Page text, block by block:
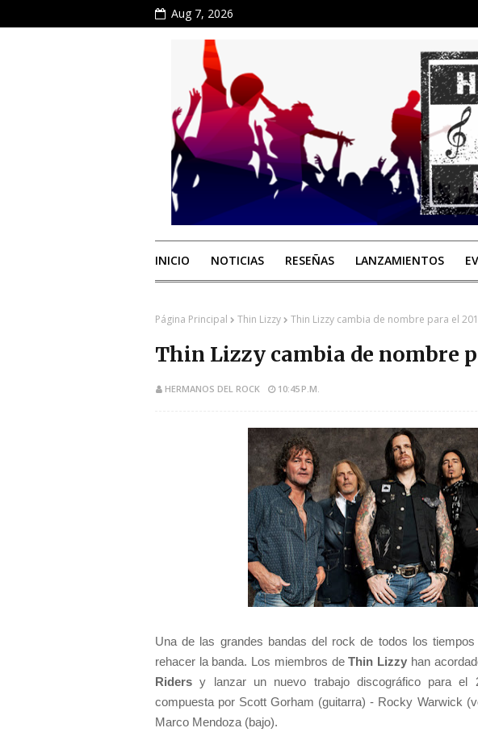
Aug 7, 2026
INICIO NOTICIAS RESEÑAS LANZAMIENTOS
Página Principal Thin Lizzy Thin Lizzy cambia de nombre para el
Thin Lizzy cambia de nombre
HERMANOS DEL ROCK 10:45 P.M.
Una de las grandes bandas del rock de todos los
rehacer la banda. Los miembros deThin Lizzy han
Riders y lanzar un nuevo trabajo discográfico para el
compuesta por Scott Gorham (guitarra) - Rocky Warwick
Marco Mendoza (bajo).